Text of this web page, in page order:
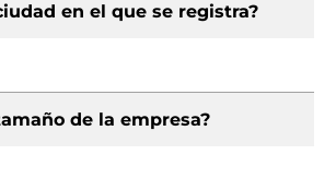
en el que se registra?
de la empresa?